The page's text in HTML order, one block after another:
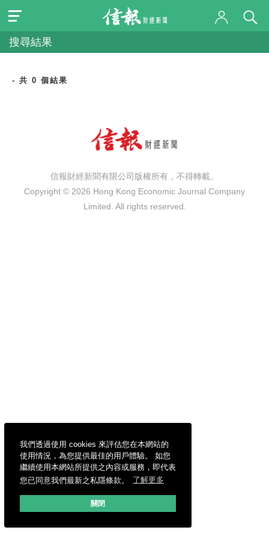
我們透過使用 cookies 來評估您在本網站的
使用情況，為您提供最佳的用戶體驗。 如您
繼續使用本網站所提供之內容或服務，即代表
您已同意我們最新之私隱條款。
了解更多
關閉
搜尋結果
- 共 0 個結果
信報財經新聞有限公司版權所有，不得轉載。
Copyright © 2026 Hong Kong Economic Journal Company
Limited. All rights reserved.